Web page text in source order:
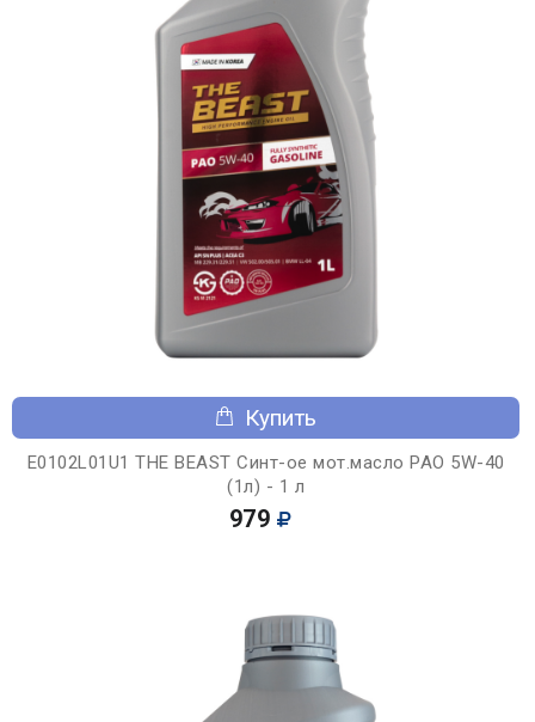
Купить
E0102L01U1 THE BEAST Синт-ое мот.масло PAO 5W-40
(1л) - 1 л
979